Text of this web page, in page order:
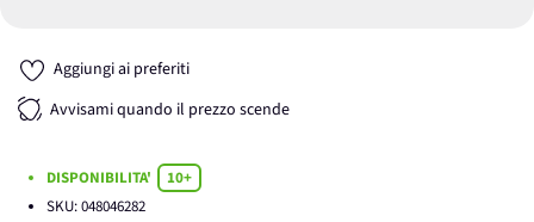
Aggiungi ai preferiti
Avvisami quando il prezzo scende
DISPONIBILITA'
10+
SKU:048046282